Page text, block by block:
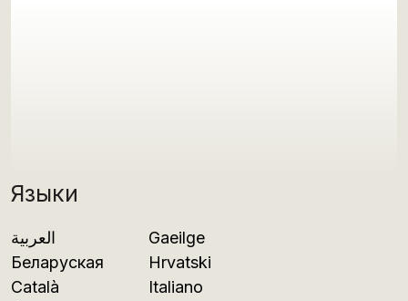
Языки
العربية
Беларуская
Català
Gaeilge
Hrvatski
Italiano